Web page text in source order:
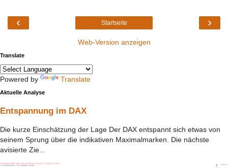
‹ ›
Startseite
Web-Version anzeigen
Translate
Powered by Translate
Aktuelle Analyse
Entspannung im DAX
Die kurze Einschätzung der Lage Der DAX entspannt sich etwas von
seinem Sprung über die indikativen Maximalmarken. Die nächste
avisierte Zie...